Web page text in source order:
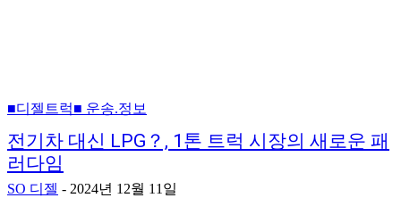
■디젤트럭■ 운송.정보
전기차 대신 LPG？, 1톤 트럭 시장의 새로운 패
러다임
SO 디젤 - 2024년 12월 11일